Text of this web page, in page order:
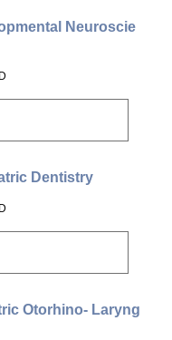
Neuroscie
Dentistry
Otorhino- Laryng